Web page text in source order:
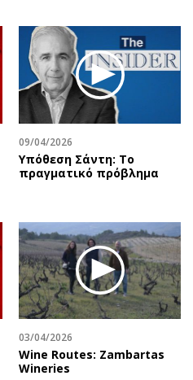
09/04/2026
Υπόθεση Σάντη: Το
πραγματικό πρόβλημα
03/04/2026
Wine Routes: Zambartas
Wineries